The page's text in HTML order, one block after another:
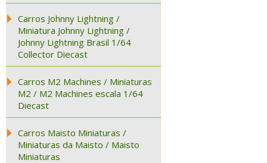
Carros Johnny Lightning /
Miniatura Johnny Lightning /
Johnny Lightning Brasil 1/64
Collector Diecast
Carros M2 Machines / Miniaturas
M2 / M2 Machines escala 1/64
Diecast
Carros Maisto Miniaturas /
Miniaturas da Maisto / Maisto
Miniaturas